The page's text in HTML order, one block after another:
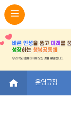
HOME 운영규정